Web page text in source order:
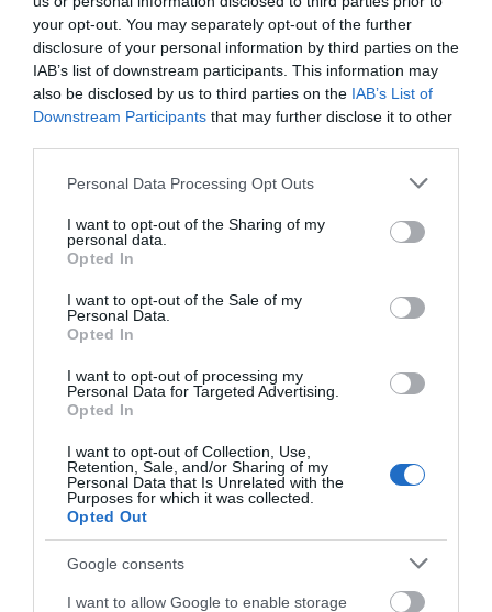
your opt-out. You may separately opt-out of the further
disclosure of your personal information by third parties on the
IAB’s list of downstream participants. This information may
also be disclosed by us to third parties on the IAB’s List of
Downstream Participants that may further disclose it to other
Please note that this website/app uses one or more Google
not limited to your visit or usage behaviour. You may click to
grant or deny consent to Google and its third-party tags to
use your data for below specified purposes in below Google
consent section.
Personal Data Processing Opt Outs
I want to opt-out of the Sharing of my
personal data.
Opted In
I want to opt-out of the Sale of my
Personal Data.
Opted In
I want to opt-out of processing my
Personal Data for Targeted Advertising.
Opted In
I want to opt-out of Collection, Use,
Retention, Sale, and/or Sharing of my
Personal Data that Is Unrelated with the
Purposes for which it was collected.
Opted Out
Google consents
I want to allow Google to enable storage
αυτόν τον πλοηγό για την επόμενη φορά που θα σχολιάσω.